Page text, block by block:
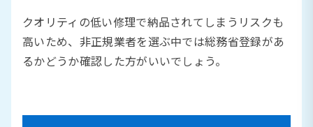
クオリティの低い修理で納品されてしまうリスクも
高いため、非正規業者を選ぶ中では総務省登録があ
るかどうか確認した方がいいでしょう。